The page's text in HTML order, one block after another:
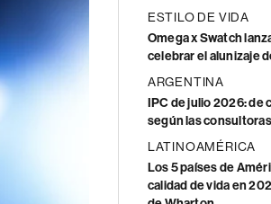
ESTILO DE VIDA
Omega x Swatch
celebrar el alunizaje
ARGENTINA
IPC de julio 2026: de
según las consultoras
LATINOAMÉRICA
Los 5 países de
calidad de vida en